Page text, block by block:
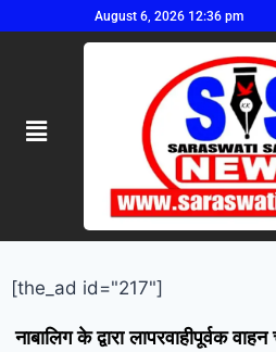
August 6, 2026 12:36 pm
[the_ad id="217"]
नाबालिग के द्वारा लापरवाहीपूर्वक